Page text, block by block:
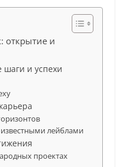
открытие и
и успехи
лейблами
проектах